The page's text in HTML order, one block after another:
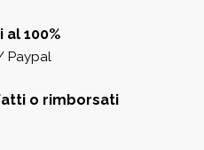
100%
Paypal
o rimborsati